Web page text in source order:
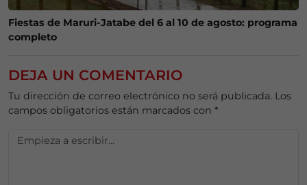
Fiestas de Maruri-Jatabe del 6 al 10 de agosto: programa
completo
DEJA UN COMENTARIO
Tu dirección de correo electrónico no será publicada. Los
campos obligatorios están marcados con *